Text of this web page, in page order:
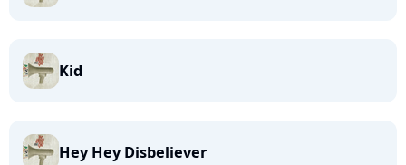
Kid
Hey Hey Disbeliever